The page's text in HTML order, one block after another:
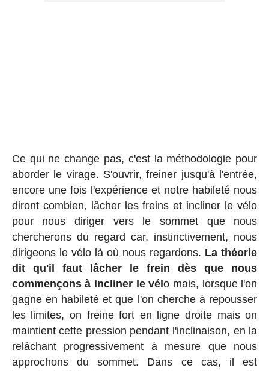
Ce qui ne change pas, c'est la méthodologie pour
aborder le virage. S'ouvrir, freiner jusqu'à l'entrée,
encore une fois l'expérience et notre habileté nous
diront combien, lâcher les freins et incliner le vélo
pour nous diriger vers le sommet que nous
chercherons du regard car, instinctivement, nous
dirigeons le vélo là où nous regardons. La théorie
dit qu'il faut lâcher le frein dès que nous
commençons à incliner le vélo mais, lorsque l'on
gagne en habileté et que l'on cherche à repousser
les limites, on freine fort en ligne droite mais on
maintient cette pression pendant l'inclinaison, en la
relâchant progressivement à mesure que nous
approchons du sommet. Dans ce cas, il est